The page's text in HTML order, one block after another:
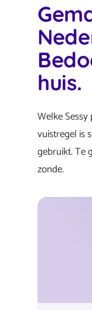
huis.
Welke
vuistregel is
gebruikt. Te
zonde.